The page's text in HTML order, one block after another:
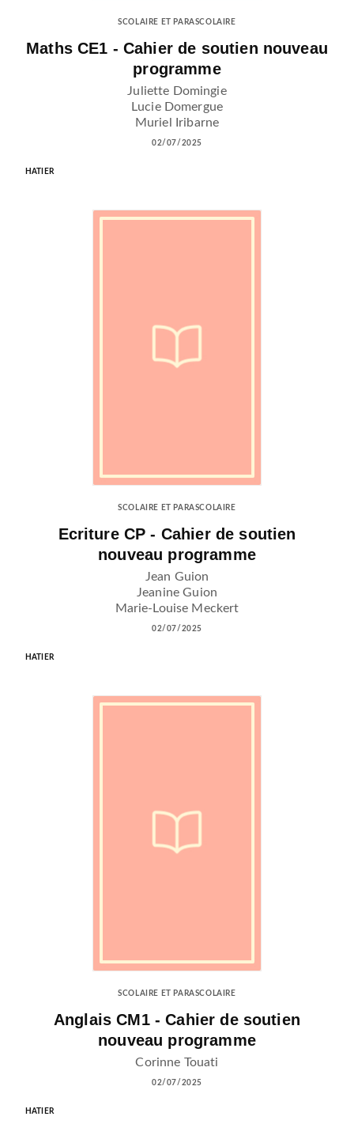
SCOLAIRE ET PARASCOLAIRE
Maths CE1 - Cahier de soutien nouveau
programme
Juliette Domingie
Lucie Domergue
Muriel Iribarne
02/07/2025
HATIER
SCOLAIRE ET PARASCOLAIRE
Ecriture CP - Cahier de soutien
nouveau programme
Jean Guion
Jeanine Guion
Marie-Louise Meckert
02/07/2025
HATIER
SCOLAIRE ET PARASCOLAIRE
Anglais CM1 - Cahier de soutien
nouveau programme
Corinne Touati
02/07/2025
HATIER